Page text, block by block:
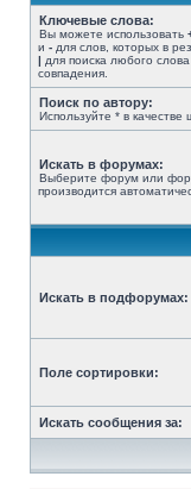
Ключевые слова:
Вы можете использовать
и - для слов, которых в
| для поиска любого
совпадения.
Поиск по автору:
Используйте * в качестве
Искать в форумах:
Выберите форум или
производится
Искать в подфорумах:
Поле сортировки:
Искать сообщения за: